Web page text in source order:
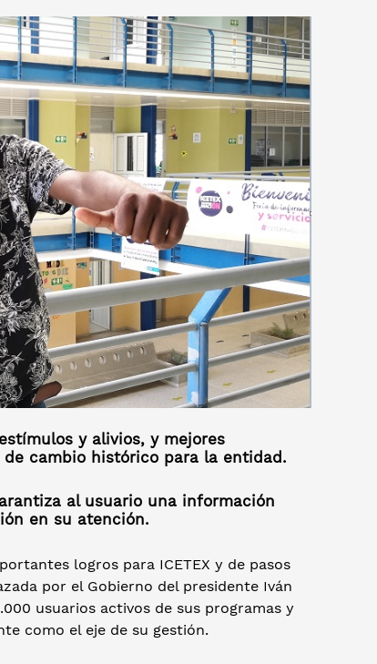
y alivios, y mejores
cambio histórico para la entidad.
al usuario una información
en su atención.
logros para ICETEX y de pasos
por el Gobierno del presidente Iván
usuarios activos de sus programas y
como el eje de su gestión.